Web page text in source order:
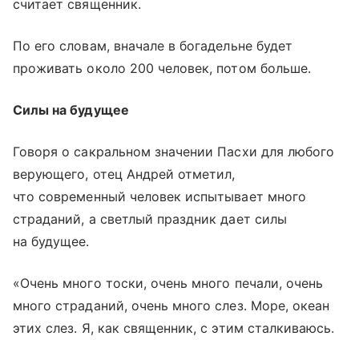
считает священник.
По его словам, вначале в богадельне будет
проживать около 200 человек, потом больше.
Силы на будущее
Говоря о сакральном значении Пасхи для любого
верующего, отец Андрей отметил,
что современный человек испытывает много
страданий, а светлый праздник дает силы
на будущее.
«Очень много тоски, очень много печали, очень
много страданий, очень много слез. Море, океан
этих слез. Я, как священник, с этим сталкиваюсь.